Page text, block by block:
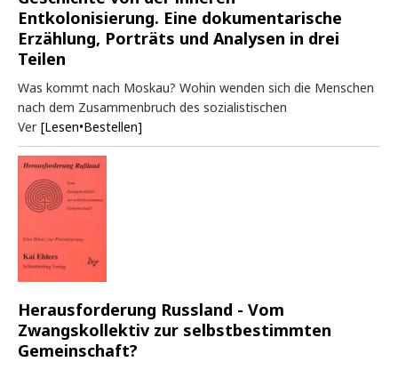
Entkolonisierung. Eine dokumentarische
Erzählung, Porträts und Analysen in drei
Teilen
Was kommt nach Moskau? Wohin wenden sich die Menschen
nach dem Zusammenbruch des sozialistischen
Ver [Lesen•Bestellen]
Herausforderung Russland - Vom
Zwangskollektiv zur selbstbestimmten
Gemeinschaft?